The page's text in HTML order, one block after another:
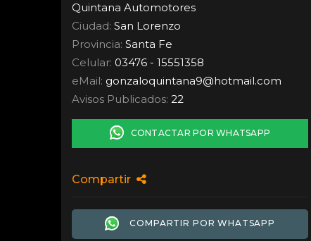
Quintana Automotores
Ciudad: San Lorenzo
Provincia: Santa Fe
Celular: 03476 - 15551358
eMail: gonzaloquintana9@hotmail.com
Avisos Publicados: 22
CONTACTAR POR WHATSAPP
Compartir
COMPARTIR POR WHATSAPP